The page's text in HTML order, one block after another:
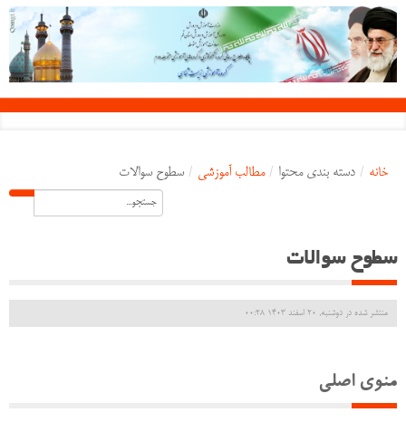
خانه / دسته بندی محتوا / مطالب آموزشی / سطوح سوالات
سطوح سوالات
منتشر شده در دوشنبه, 20 اسفند 1403 00:28
منوی اصلی